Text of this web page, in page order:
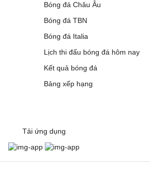
Bóng đá Châu Âu
Bóng đá TBN
Bóng đá Italia
Lịch thi đấu bóng đá hôm nay
Kết quả bóng đá
Bảng xếp hạng
Tải ứng dụng